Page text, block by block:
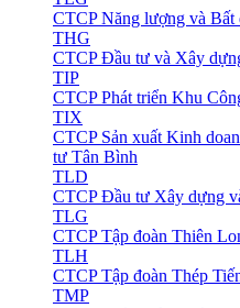
CTCP Năng lượng và Bất
THG
CTCP Đầu tư và Xây
TIP
CTCP Phát triển Khu
TIX
CTCP Sản xuất Kinh
tư Tân Bình
TLD
CTCP Đầu tư Xây dựng
TLG
CTCP Tập đoàn Thiên
TLH
CTCP Tập đoàn Thép
TMP